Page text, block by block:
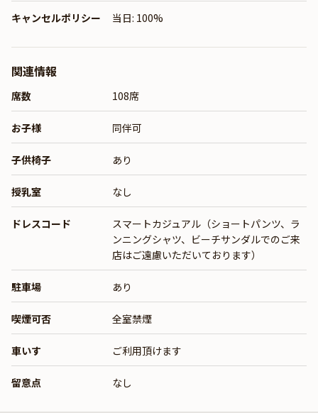
キャンセルポリシー 当日: 100%
関連情報
席数 108席
お子様 同伴可
子供椅子 あり
授乳室 なし
ドレスコード
スマートカジュアル（ショートパンツ、ラ
ンニングシャツ、ビーチサンダルでのご来
店はご遠慮いただいております）
駐車場 あり
喫煙可否 全室禁煙
車いす ご利用頂けます
留意点 なし